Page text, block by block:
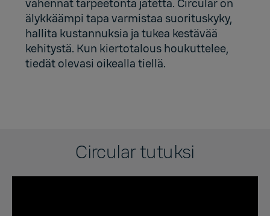
vähennät tarpeetonta jätettä. Circular on
älykkäämpi tapa varmistaa suorituskyky,
hallita kustannuksia ja tukea kestävää
kehitystä. Kun kiertotalous houkuttelee,
tiedät olevasi oikealla tiellä.
Circular tutuksi